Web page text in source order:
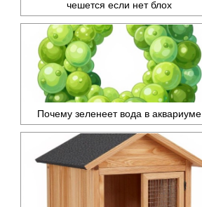
чешется если нет блох
Почему зеленеет вода в аквариуме